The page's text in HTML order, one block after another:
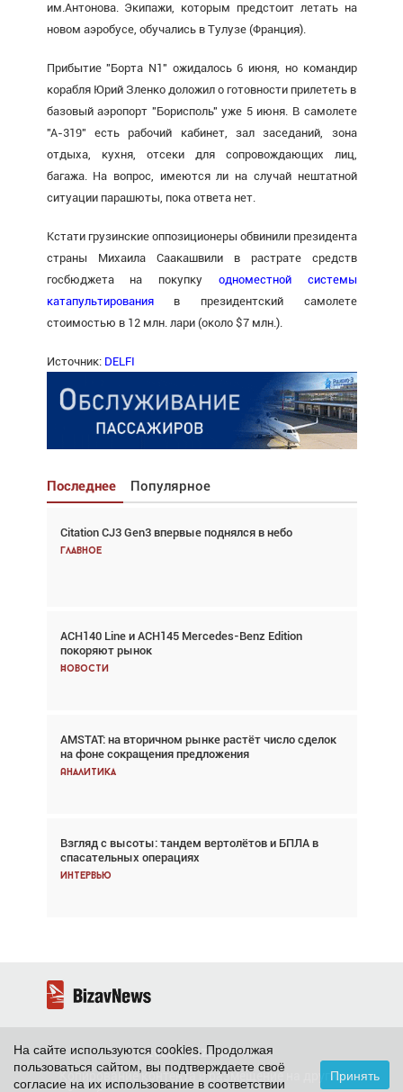
им.Антонова. Экипажи, которым предстоит летать на
новом аэробусе, обучались в Тулузе (Франция).
Прибытие "Борта N1" ожидалось 6 июня, но командир
корабля Юрий Зленко доложил о готовности прилететь в
базовый аэропорт "Борисполь" уже 5 июня. В самолете
"А-319" есть рабочий кабинет, зал заседаний, зона
отдыха, кухня, отсеки для сопровождающих лиц,
багажа. На вопрос, имеются ли на случай нештатной
ситуации парашюты, пока ответа нет.
Кстати грузинские оппозиционеры обвинили президента
страны Михаила Саакашвили в растрате средств
госбюджета на покупку одноместной системы
катапультирования в президентский самолете
стоимостью в 12 млн. лари (около $7 млн.).
Источник: DELFI
Последнее Популярное
Citation CJ3 Gen3 впервые поднялся в небо
Главное
ACH140 Line и ACH145 Mercedes-Benz Edition
покоряют рынок
Новости
AMSTAT: на вторичном рынке растёт число сделок
на фоне сокращения предложения
Аналитика
Взгляд с высоты: тандем вертолётов и БПЛА в
спасательных операциях
Интервью
Взгляд с высоты: тандем вертолётов и БПЛА в
спасательных операциях
Авиационный фотограф Дэйв Кох: «Фотография
говорит сама за себя... а ИИ всё портит»
Новости
В городах чемпионата мира наблюдался подъём,
хотя общий трафик снизился
Аналитика
Частный самолёт – это актив. Подходите к
покупке соответствующим образом
Интервью
2026 ©BizavNews
Копирование контента и размещение на других
На сайте используются cookies. Продолжая
пользоваться сайтом, вы подтверждаете своё
согласие на их использование в соответствии
Принять